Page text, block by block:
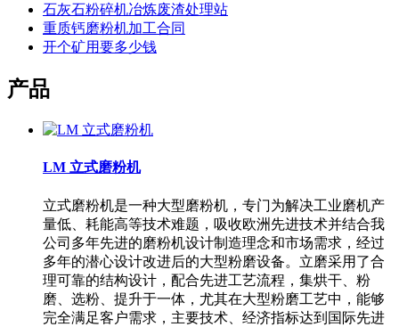
石灰石粉碎机冶炼废渣处理站
重质钙磨粉机加工合同
开个矿用要多少钱
产品
LM 立式磨粉机
立式磨粉机是一种大型磨粉机，专门为解决工业磨机产
量低、耗能高等技术难题，吸收欧洲先进技术并结合我
公司多年先进的磨粉机设计制造理念和市场需求，经过
多年的潜心设计改进后的大型粉磨设备。立磨采用了合
理可靠的结构设计，配合先进工艺流程，集烘干、粉
磨、选粉、提升于一体，尤其在大型粉磨工艺中，能够
完全满足客户需求，主要技术、经济指标达到国际先进